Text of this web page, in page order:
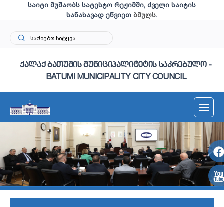
საიტი მუშაობს სატესტო რეჟიმში, ძველი საიტის
სანახავად ეწვიეთ ბმულს.
ქალაქ ბათუმის მუნიციპალიტეტის საკრებულო -
BATUMI MUNICIPALITY CITY COUNCIL